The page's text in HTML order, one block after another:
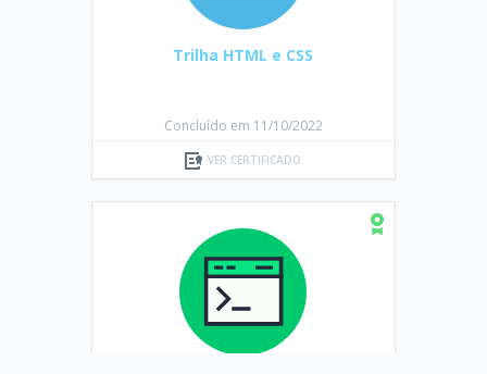
Trilha HTML e CSS
Concluído em 11/10/2022
VER CERTIFICADO